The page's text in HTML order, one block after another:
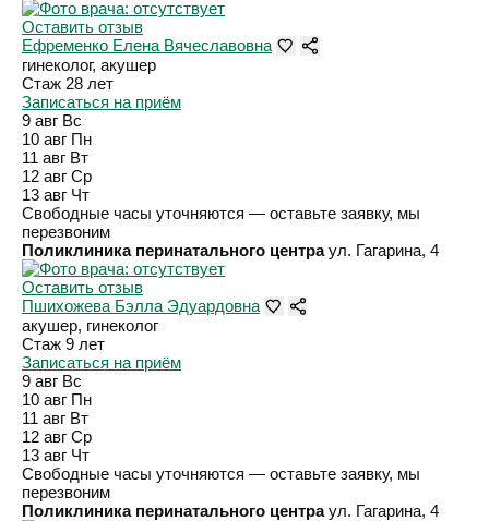
Оставить отзыв
Ефременко Елена Вячеславовна
гинеколог, акушер
Стаж 28 лет
Записаться на приём
9 авг Вс
10 авг Пн
11 авг Вт
12 авг Ср
13 авг Чт
Свободные часы уточняются — оставьте заявку, мы
перезвоним
Поликлиника перинатального центра ул. Гагарина, 4
Оставить отзыв
Пшихожева Бэлла Эдуардовна
акушер, гинеколог
Стаж 9 лет
Записаться на приём
9 авг Вс
10 авг Пн
11 авг Вт
12 авг Ср
13 авг Чт
Свободные часы уточняются — оставьте заявку, мы
перезвоним
Поликлиника перинатального центра ул. Гагарина, 4